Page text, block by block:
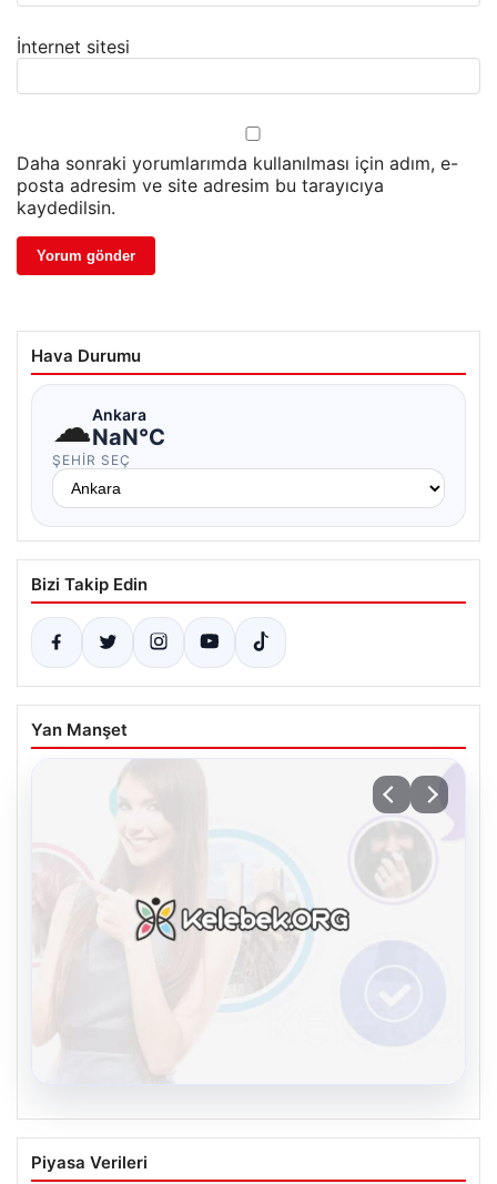
İnternet sitesi
Daha sonraki yorumlarımda kullanılması için adım, e-
posta adresim ve site adresim bu tarayıcıya
kaydedilsin.
Hava Durumu
☁Ankara
NaN°C
ŞEHIR SEÇ
Bizi Takip Edin
Yan Manşet
Kelebek sohbet platformu İle Çevrim içi
İletişimin Seviyeli Adresi Ve Muhabbet
Piyasa Verileri